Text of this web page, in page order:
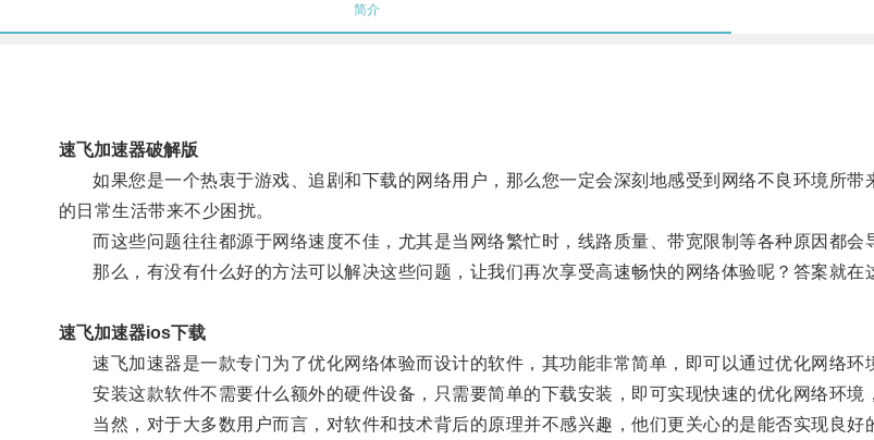
简介
速飞加速器破解版
如果您是一个热衷于游戏、追剧和下载的网络用户，那么您一定会深刻地感受到网络不良环境所
的日常生活带来不少困扰。
而这些问题往往都源于网络速度不佳，尤其是当网络繁忙时，线路质量、带宽限制等各种原因都会
那么，有没有什么好的方法可以解决这些问题，让我们再次享受高速畅快的网络体验呢？答案就在
速飞加速器ios下载
速飞加速器是一款专门为了优化网络体验而设计的软件，其功能非常简单，即可以通过优化网络环
安装这款软件不需要什么额外的硬件设备，只需要简单的下载安装，即可实现快速的优化网络环境
当然，对于大多数用户而言，对软件和技术背后的原理并不感兴趣，他们更关心的是能否实现良好